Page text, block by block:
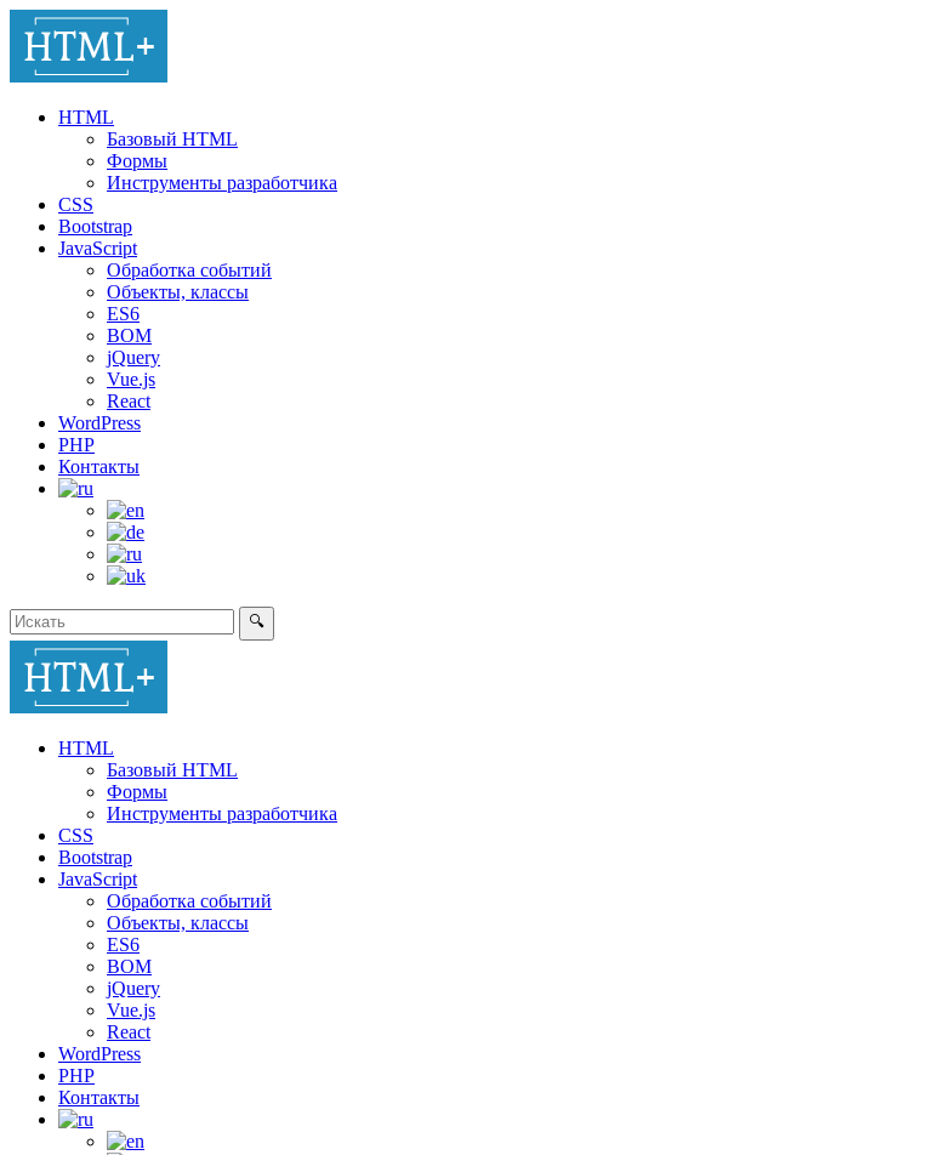
HTML
Базовый HTML
Формы
Инструменты разработчика
CSS
Bootstrap
JavaScript
Обработка событий
Объекты, классы
ES6
BOM
jQuery
Vue.js
React
WordPress
PHP
Контакты
🔍
HTML
Базовый HTML
Формы
Инструменты разработчика
CSS
Bootstrap
JavaScript
Обработка событий
Объекты, классы
ES6
BOM
jQuery
Vue.js
React
WordPress
PHP
Контакты